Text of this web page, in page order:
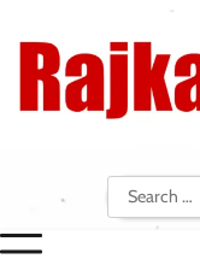
content
Search
for: